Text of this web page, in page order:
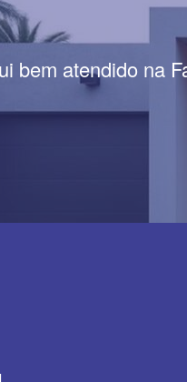
Fui bem atendido na